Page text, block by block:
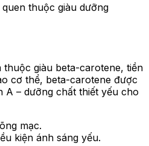
thuộc giàu dưỡng
giàu beta-carotene, tiền
cơ thể, beta-carotene được
A – dưỡng chất thiết yếu cho
mạc.
kiện ánh sáng yếu.